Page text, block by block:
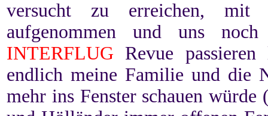
versucht zu erreichen, mit
aufgenommen und uns
INTERFLUG Revue
endlich meine Familie und die
mehr ins Fenster schauen